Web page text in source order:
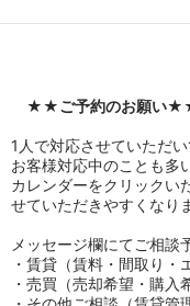
ー
ョ
ン
★★ご予約のお願い
1人で対応させていただ
お客様対応中のことも多
カレンダーをクリックい
せていただきやすくなり
メッセージ欄にてご相談
・賃貸（賃料・間取り・
・売買（売却希望・購入